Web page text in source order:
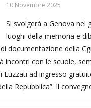
10 Novembre 2025
Si svolgerà a Genova nel
luoghi della memoria e
documentazione della
incontri con le scuole,
Luzzati ad ingresso
Repubblica”. Il